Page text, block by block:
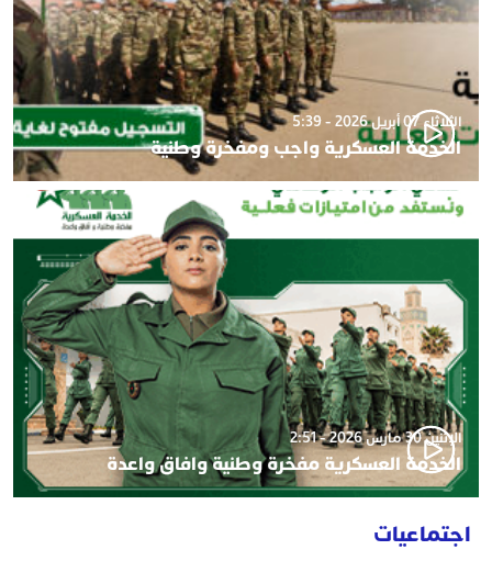
الثلاثاء 07 أبريل 2026 - 5:39
الخدمة العسكرية واجب ومفخرة وطنية
الإثنين 30 مارس 2026 - 2:51
الخدمة العسكرية مفخرة وطنية وافاق واعدة
اجتماعيات